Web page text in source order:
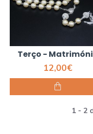
Terço -
12,00€
1 - 2